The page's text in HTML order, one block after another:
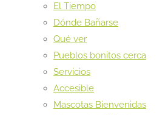
El Tiempo
Dónde Bañarse
Qué ver
Pueblos bonitos cerca
Servicios
Accesible
Mascotas Bienvenidas